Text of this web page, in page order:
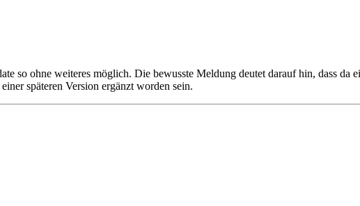
so ohne weiteres möglich. Die bewusste Meldung deutet darauf hin, dass da
späteren Version ergänzt worden sein.